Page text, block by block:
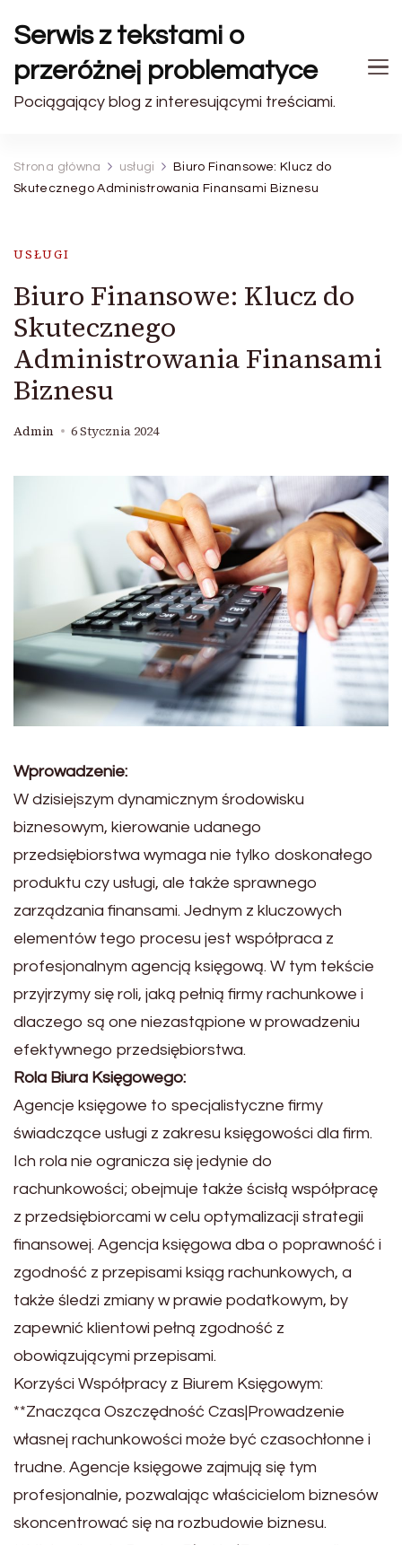
Serwis z tekstami o
przeróżnej problematyce
Pociągający blog z interesującymi treściami.
Strona główna usługi
Biuro Finansowe: Klucz do
Skutecznego Administrowania Finansami Biznesu
USŁUGI
Biuro Finansowe: Klucz do
Skutecznego
Administrowania Finansami
Biznesu
Admin 6 Stycznia 2024
Wprowadzenie:
W dzisiejszym dynamicznym środowisku
biznesowym, kierowanie udanego
przedsiębiorstwa wymaga nie tylko doskonałego
produktu czy usługi, ale także sprawnego
zarządzania finansami. Jednym z kluczowych
elementów tego procesu jest współpraca z
profesjonalnym agencją księgową. W tym tekście
przyjrzymy się roli, jaką pełnią firmy rachunkowe i
dlaczego są one niezastąpione w prowadzeniu
efektywnego przedsiębiorstwa.
Rola Biura Księgowego:
Agencje księgowe to specjalistyczne firmy
świadczące usługi z zakresu księgowości dla firm.
Ich rola nie ogranicza się jedynie do
rachunkowości; obejmuje także ścisłą współpracę
z przedsiębiorcami w celu optymalizacji strategii
finansowej. Agencja księgowa dba o poprawność i
zgodność z przepisami ksiąg rachunkowych, a
także śledzi zmiany w prawie podatkowym, by
zapewnić klientowi pełną zgodność z
obowiązującymi przepisami.
Korzyści Współpracy z Biurem Księgowym:
**Znacząca Oszczędność Czas|Prowadzenie
własnej rachunkowości może być czasochłonne i
trudne. Agencje księgowe zajmują się tym
profesjonalnie, pozwalając właścicielom biznesów
skoncentrować się na rozbudowie biznesu.